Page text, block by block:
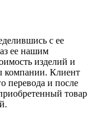
с ее
ее нашим
изделий и
компании. Клиент
перевода и после
товар